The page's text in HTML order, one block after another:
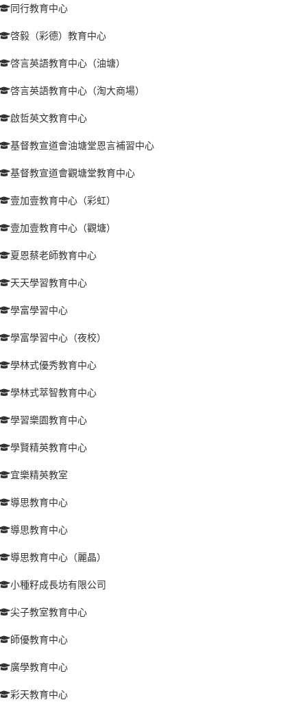
同行教育中心
啓毅（彩德）教育中心
啓言英語教育中心（油塘）
啓言英語教育中心（淘大商場）
啟哲英文教育中心
基督教宣道會油塘堂恩言補習中心
基督教宣道會觀塘堂教育中心
壹加壹教育中心（彩虹）
壹加壹教育中心（觀塘）
夏恩蔡老師教育中心
天天學習教育中心
學富學習中心
學富學習中心（夜校）
學林式優秀教育中心
學林式萃智教育中心
學習樂園教育中心
學賢精英教育中心
宜樂精英教室
導思教育中心
導思教育中心
導思教育中心（麗晶）
小種籽成長坊有限公司
尖子教室教育中心
師優教育中心
廣學教育中心
彩天教育中心